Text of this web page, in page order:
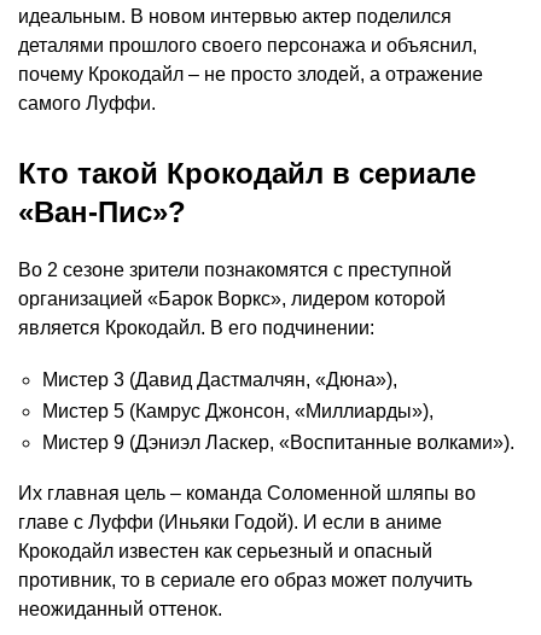
идеальным. В новом интервью актер поделился
деталями прошлого своего персонажа и объяснил,
почему Крокодайл – не просто злодей, а отражение
самого Луффи.
Кто такой Крокодайл в сериале
«Ван-Пис»?
Во 2 сезоне зрители познакомятся с преступной
организацией «Барок Воркс», лидером которой
является Крокодайл. В его подчинении:
Мистер 3 (Давид Дастмалчян, «Дюна»),
Мистер 5 (Камрус Джонсон, «Миллиарды»),
Мистер 9 (Дэниэл Ласкер, «Воспитанные волками»).
Их главная цель – команда Соломенной шляпы во
главе с Луффи (Иньяки Годой). И если в аниме
Крокодайл известен как серьезный и опасный
противник, то в сериале его образ может получить
неожиданный оттенок.